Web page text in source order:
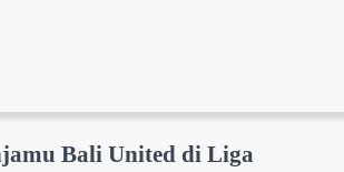
Bali United di Liga